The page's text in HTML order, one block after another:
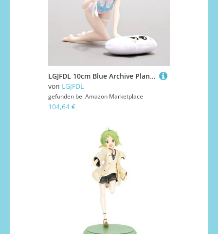
LGJFDL 10cm Blue Archive Plana Alona Actionfigur PVC Charakter Modell Dekoration Statue Geschenke Sammlerstücke
von LGJFDL
gefunden bei Amazon Marketplace
104,64 €